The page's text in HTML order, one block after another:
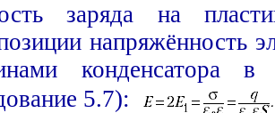
заряда на
напряжённость
конденсатора
5.7):